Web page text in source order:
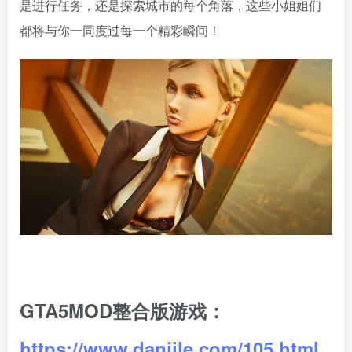
是进行任务，还是探索城市的每个角落，这些小姐姐们
都将与你一同度过每一个精彩瞬间！
GTA5MOD整合版游戏：